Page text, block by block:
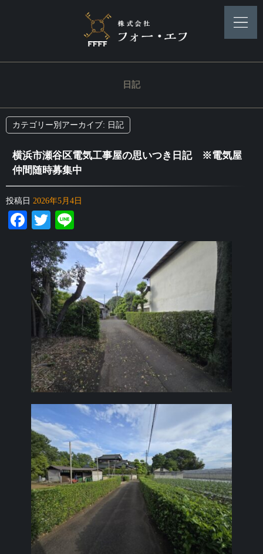
日記
カテゴリー別アーカイブ: 日記
横浜市瀬谷区電気工事屋の思いつき日記 ※電気屋
仲間随時募集中
投稿日 2026年5月4日
Facebook
Twitter